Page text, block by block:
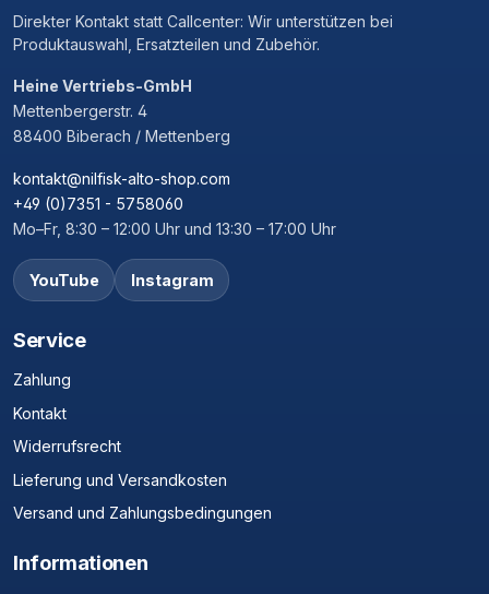
Direkter Kontakt statt Callcenter: Wir unterstützen bei
Produktauswahl, Ersatzteilen und Zubehör.
Heine Vertriebs-GmbH
Mettenbergerstr. 4
88400 Biberach / Mettenberg
kontakt@nilfisk-alto-shop.com
+49 (0)7351 - 5758060
Mo–Fr, 8:30 – 12:00 Uhr und 13:30 – 17:00 Uhr
YouTube Instagram
Service
Zahlung
Kontakt
Widerrufsrecht
Lieferung und Versandkosten
Versand und Zahlungsbedingungen
Informationen